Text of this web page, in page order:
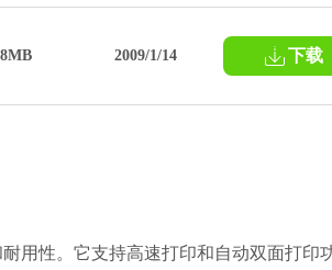
2009/1/14 下载
用性。它支持高速打印和自动双面打印